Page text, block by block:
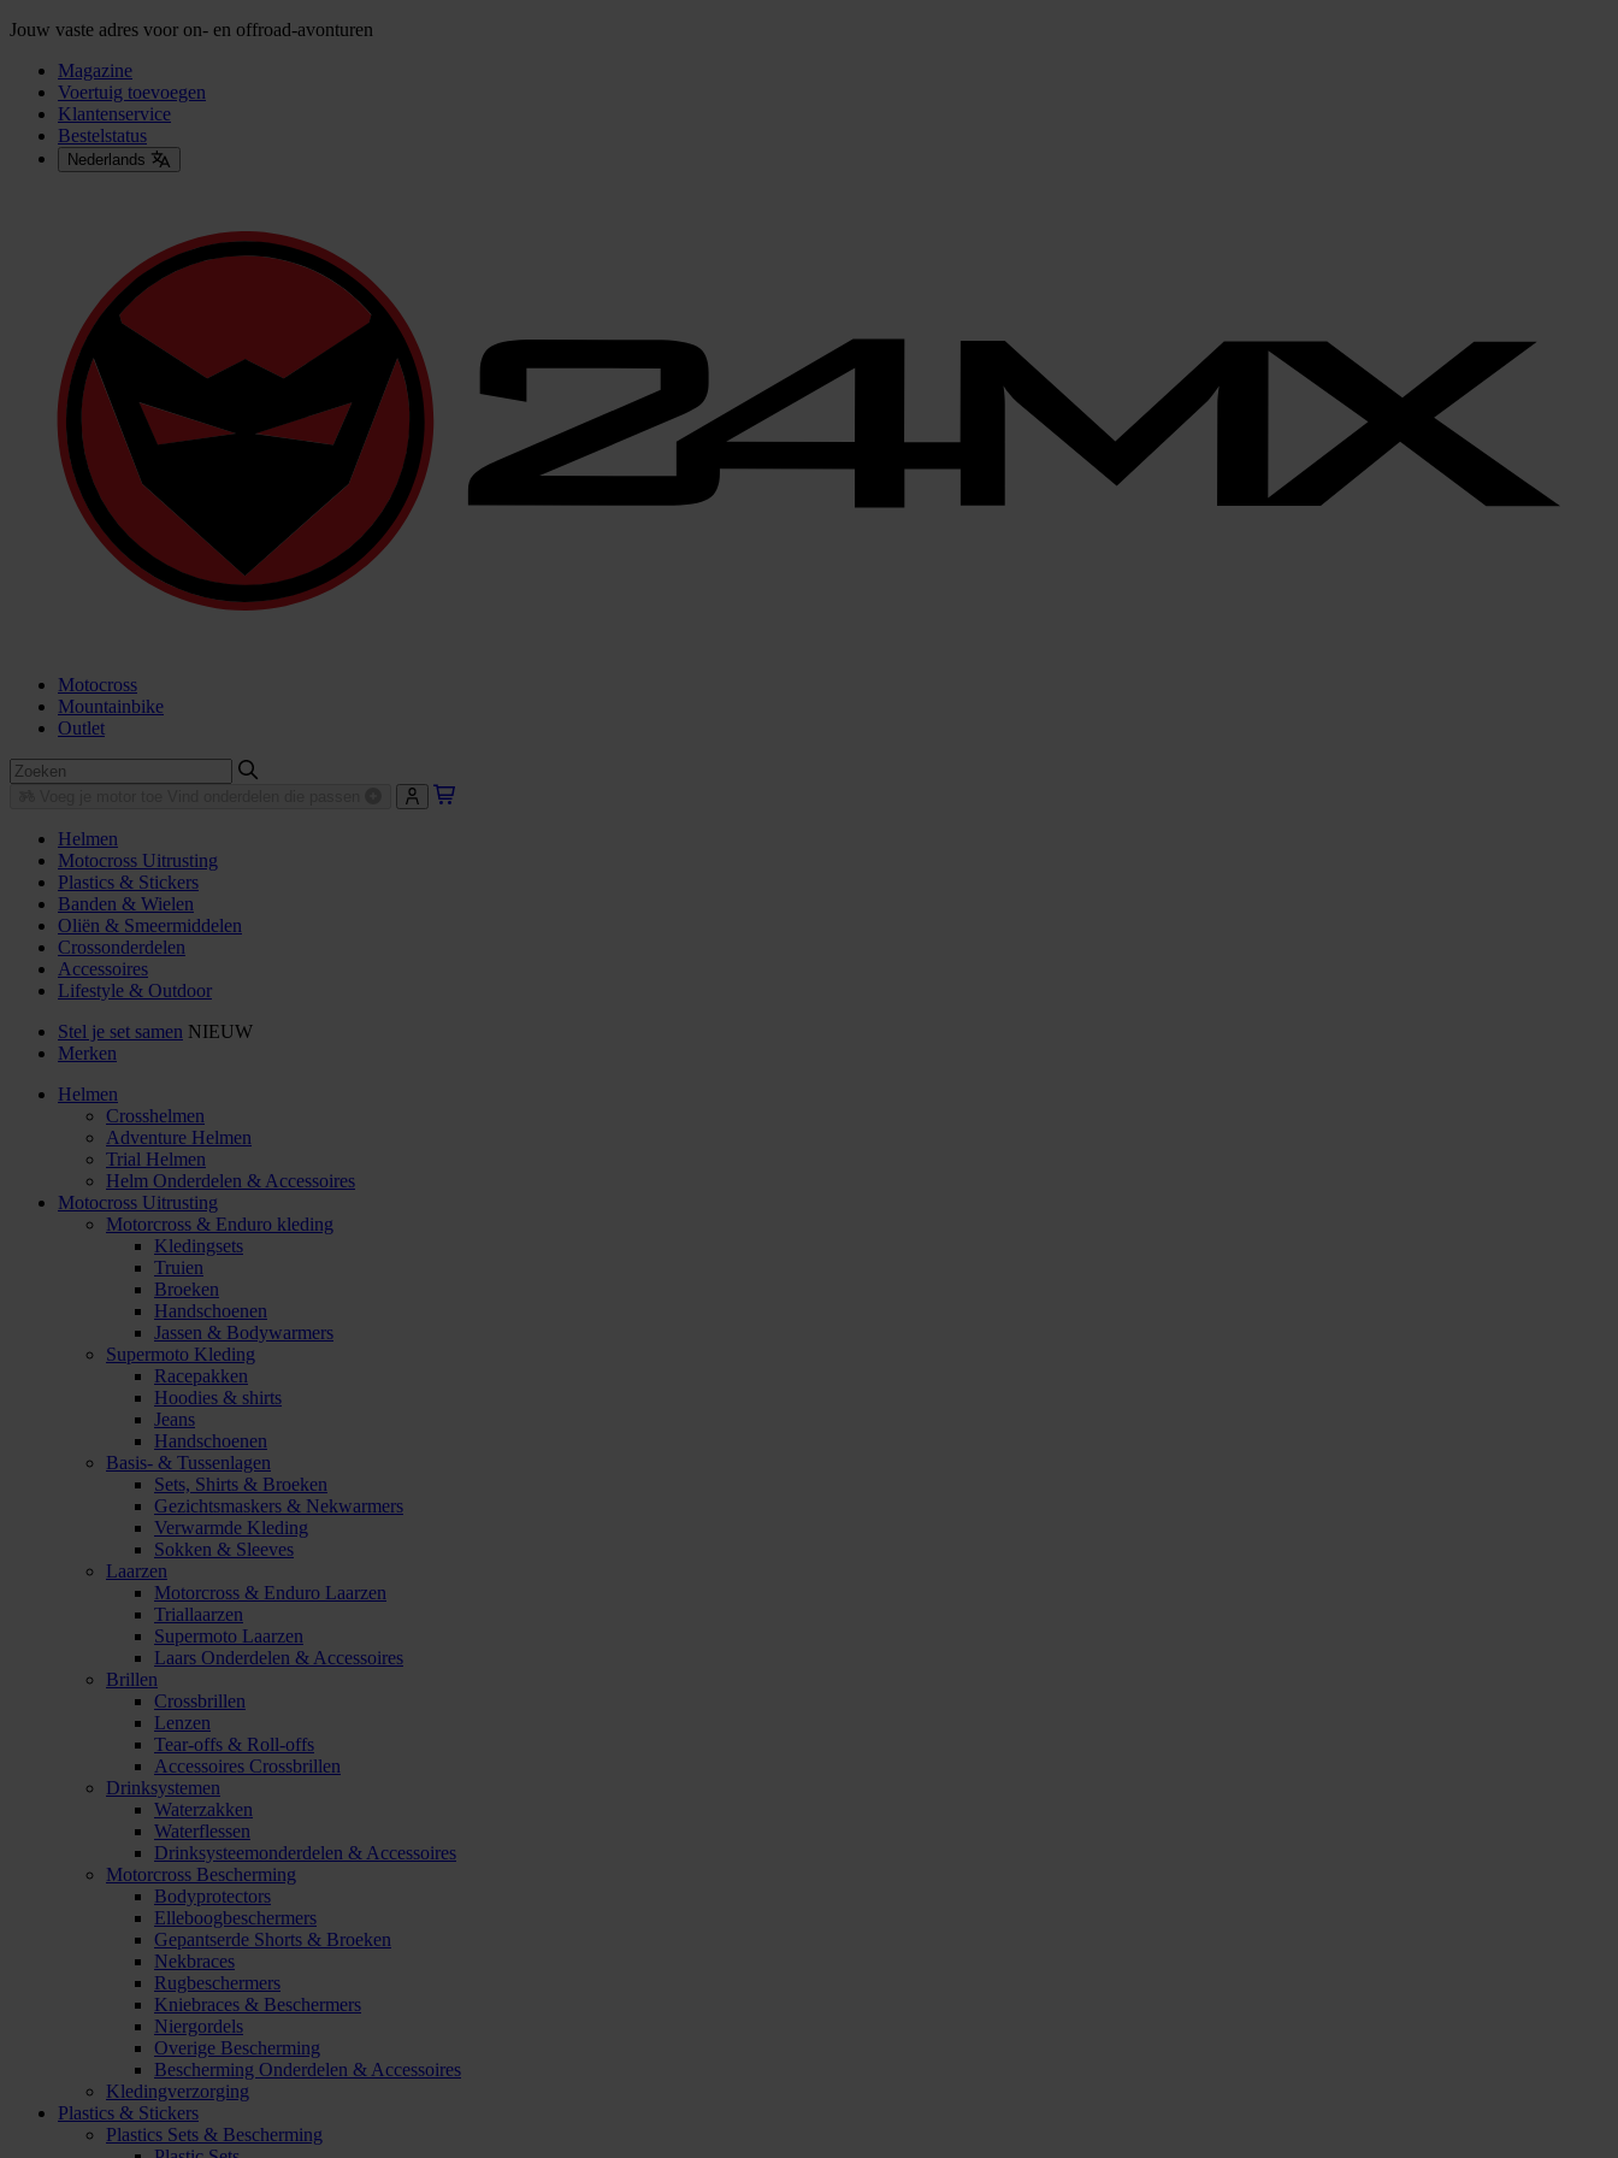
Jouw vaste adres voor on- en offroad-avonturen
Magazine
Voertuig toevoegen
Klantenservice
Bestelstatus
Nederlands
Motocross
Mountainbike
Outlet
Helmen
Motocross Uitrusting
Plastics & Stickers
Banden & Wielen
Oliën & Smeermiddelen
Crossonderdelen
Accessoires
Lifestyle & Outdoor
Stel je set samen NIEUW
Merken
Helmen
Crosshelmen
Adventure Helmen
Trial Helmen
Helm Onderdelen & Accessoires
Motocross Uitrusting
Motorcross & Enduro kleding
Kledingsets
Truien
Broeken
Handschoenen
Jassen & Bodywarmers
Supermoto Kleding
Racepakken
Hoodies & shirts
Jeans
Handschoenen
Basis- & Tussenlagen
Sets, Shirts & Broeken
Gezichtsmaskers & Nekwarmers
Verwarmde Kleding
Sokken & Sleeves
Laarzen
Motorcross & Enduro Laarzen
Triallaarzen
Supermoto Laarzen
Laars Onderdelen & Accessoires
Brillen
Crossbrillen
Lenzen
Tear-offs & Roll-offs
Accessoires Crossbrillen
Drinksystemen
Waterzakken
Waterflessen
Drinksysteemonderdelen & Accessoires
Motorcross Bescherming
Bodyprotectors
Elleboogbeschermers
Gepantserde Shorts & Broeken
Nekbraces
Rugbeschermers
Kniebraces & Beschermers
Niergordels
Overige Bescherming
Bescherming Onderdelen & Accessoires
Kledingverzorging
Plastics & Stickers
Plastics Sets & Bescherming